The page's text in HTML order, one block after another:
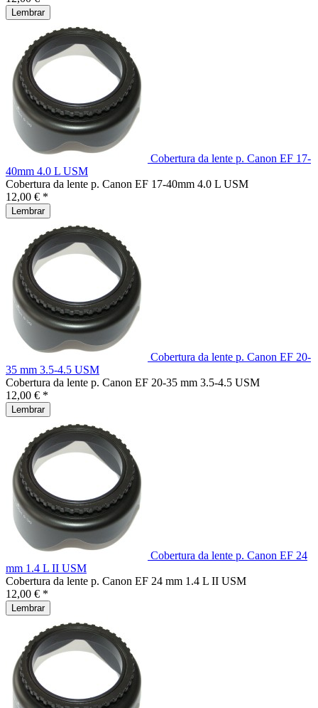
Lembrar
Cobertura da lente p. Canon EF 17-
40mm 4.0 L USM
Cobertura da lente p. Canon EF 17-40mm 4.0 L USM
12,00 € *
Lembrar
Cobertura da lente p. Canon EF 20-
35 mm 3.5-4.5 USM
Cobertura da lente p. Canon EF 20-35 mm 3.5-4.5 USM
12,00 € *
Lembrar
Cobertura da lente p. Canon EF 24
mm 1.4 L II USM
Cobertura da lente p. Canon EF 24 mm 1.4 L II USM
12,00 € *
Lembrar